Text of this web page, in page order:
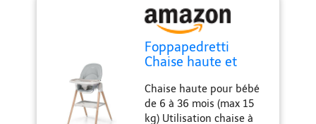
Foppapedretti
Chaise haute et
enfants de 6 mois à
3 ans (jusqu'à 15 Kg),
Chaise haute pour bébé
de 6 à 36 mois (max 15
kg) Utilisation chaise à